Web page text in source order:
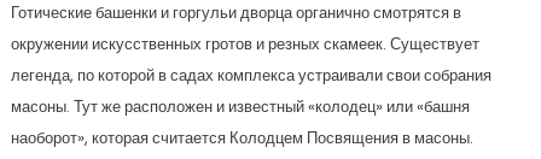
Готические башенки и горгульи дворца органично смотрятся в
окружении искусственных гротов и резных скамеек. Существует
легенда, по которой в садах комплекса устраивали свои собрания
масоны. Тут же расположен и известный «колодец» или «башня
наоборот», которая считается Колодцем Посвящения в масоны.